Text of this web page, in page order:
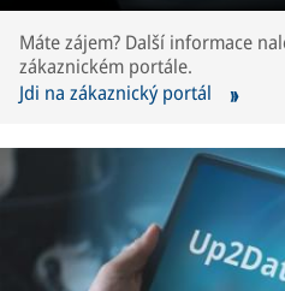
Máte zájem? Další informace
zákaznickém portále.
Jdi na zákaznický portál